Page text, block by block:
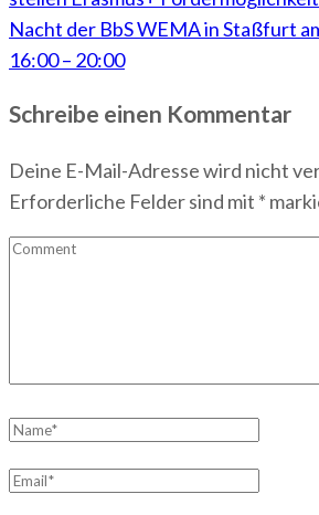
Nacht der BbS WEMA in Staßfurt
16:00 – 20:00
Schreibe einen Kommentar
Deine E-Mail-Adresse wird nicht
Erforderliche Felder sind mit *
Comment
Name*
Email*